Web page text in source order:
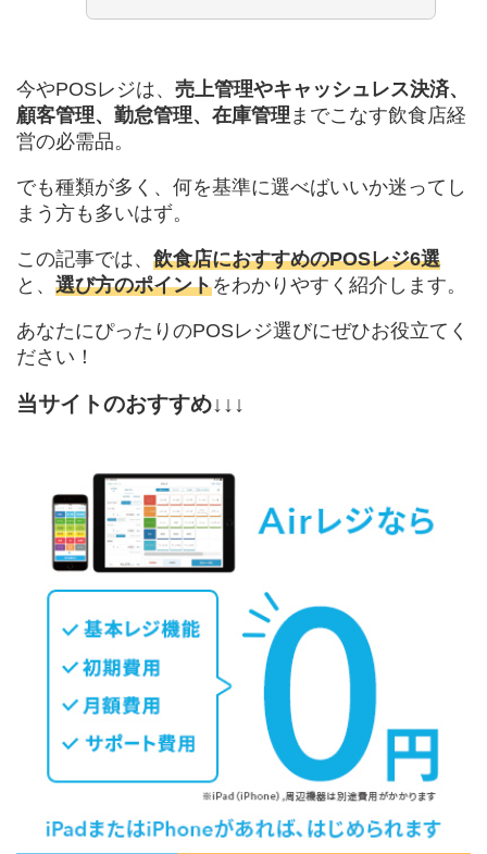
今やPOSレジは、 売上管理やキャッシュレス決済、
顧客管理、勤怠管理、在庫管理 までこなす飲食店経
営の必需品。
でも種類が多く、何を基準に選べばいいか迷ってし
まう方も多いはず。
この記事では、 飲食店におすすめのPOSレジ6選
と、 選び方のポイントをわかりやすく紹介します。
あなたにぴったりのPOSレジ選びにぜひお役立てく
ださい！
当サイトのおすすめ↓↓↓